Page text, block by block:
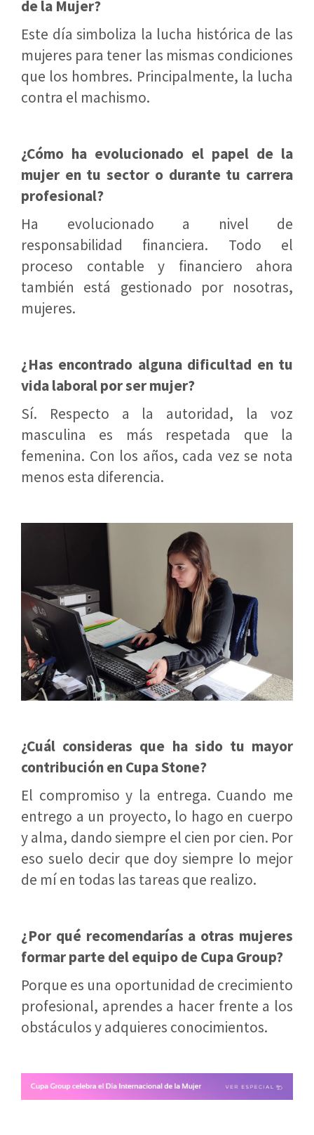
de la Mujer?
Este día simboliza la lucha histórica de las
mujeres para tener las mismas condiciones
que los hombres. Principalmente, la lucha
contra el machismo.
¿Cómo ha evolucionado el papel de la
mujer en tu sector o durante tu carrera
profesional?
Ha evolucionado a nivel de
responsabilidad financiera. Todo el
proceso contable y financiero ahora
también está gestionado por nosotras,
mujeres.
¿Has encontrado alguna dificultad en tu
vida laboral por ser mujer?
Sí. Respecto a la autoridad, la voz
masculina es más respetada que la
femenina. Con los años, cada vez se nota
menos esta diferencia.
¿Cuál consideras que ha sido tu mayor
contribución en Cupa Stone?
El compromiso y la entrega. Cuando me
entrego a un proyecto, lo hago en cuerpo
y alma, dando siempre el cien por cien. Por
eso suelo decir que doy siempre lo mejor
de mí en todas las tareas que realizo.
¿Por qué recomendarías a otras mujeres
formar parte del equipo de Cupa Group?
Porque es una oportunidad de crecimiento
profesional, aprendes a hacer frente a los
obstáculos y adquieres conocimientos.